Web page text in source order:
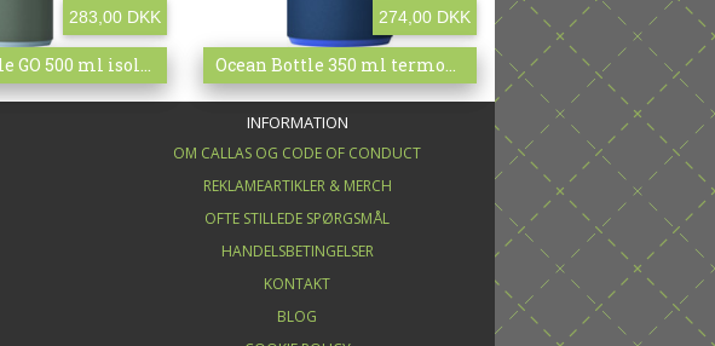
283,00 DKK
Ocean Bottle GO 500 ml isoleret vandflaske med ...
274,00 DKK
Ocean Bottle 350 ml termokrus med logo
Mere info
INFORMATION
OM CALLAS OG CODE OF CONDUCT
REKLAMEARTIKLER & MERCH
OFTE STILLEDE SPØRGSMÅL
HANDELSBETINGELSER
KONTAKT
BLOG